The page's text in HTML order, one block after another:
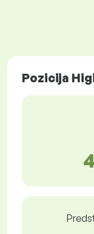
Pozicija